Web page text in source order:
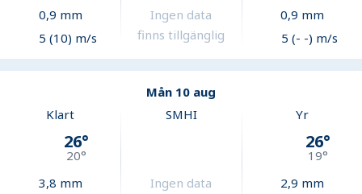
0,9 mm
5 (10) m/s
Ingen data
finns tillgänglig
0,9 mm
5 (- -) m/s
Mån 10 aug
Klart
26°
20°
3,8 mm
SMHI
Ingen data
Yr
26°
19°
2,9 mm